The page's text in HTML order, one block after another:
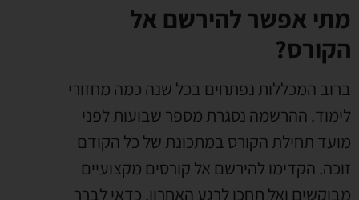
מתי אפשר להירשם אל
הקורס?
ברוב המכללות נפתחים בכל שנה כמה מחזורי
לימוד. ההרשמה נסגרת מספר שבועות לפני
מועד תחילת הקורס במתכונת של כל הקודם
זוכה. הקדימו להירשם אל קורסים מקצועיים
מבוקשים ואל תחכו לרגע האחרון. כדאי לברר